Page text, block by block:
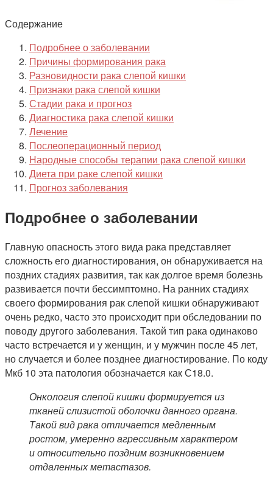
Содержание
Подробнее о заболевании
Причины формирования рака
Разновидности рака слепой кишки
Признаки рака слепой кишки
Стадии рака и прогноз
Диагностика рака слепой кишки
Лечение
Послеоперационный период
Народные способы терапии рака слепой кишки
Диета при раке слепой кишки
Прогноз заболевания
Подробнее о заболевании
Главную опасность этого вида рака представляет
сложность его диагностирования, он обнаруживается на
поздних стадиях развития, так как долгое время болезнь
развивается почти бессимптомно. На ранних стадиях
своего формирования рак слепой кишки обнаруживают
очень редко, часто это происходит при обследовании по
поводу другого заболевания. Такой тип рака одинаково
часто встречается и у женщин, и у мужчин после 45 лет,
но случается и более позднее диагностирование. По коду
Мкб 10 эта патология обозначается как С18.0.
Онкология слепой кишки формируется из
тканей слизистой оболочки данного органа.
Такой вид рака отличается медленным
ростом, умеренно агрессивным характером
и относительно поздним возникновением
отдаленных метастазов.